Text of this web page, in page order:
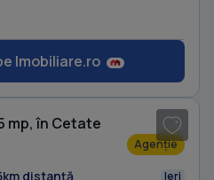
Imobiliare.ro
mp, în Cetate
Agenție
distanță Ieri